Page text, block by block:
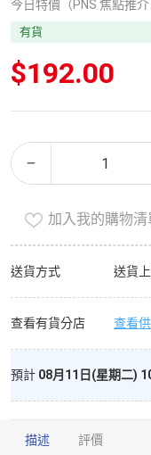
今日特價（PNS 焦點推介
有貨
$192.00
−
柔
觸
兒
紙
中
碼
52
片
Alternative:
加入我的購物清
送貨方式 送貨
查看有貨分店 查看
預計 08月11日(星期二)
描述 評價